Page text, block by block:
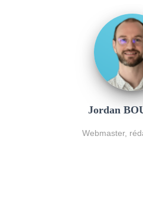
Jordan
Webmaster,